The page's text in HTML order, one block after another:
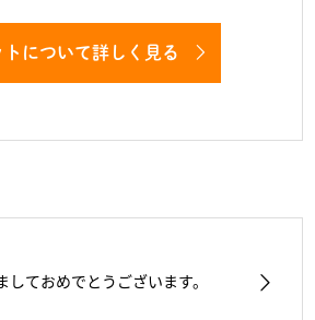
について詳しく見る
しておめでとうございます。